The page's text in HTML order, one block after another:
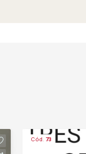
Cód. 73